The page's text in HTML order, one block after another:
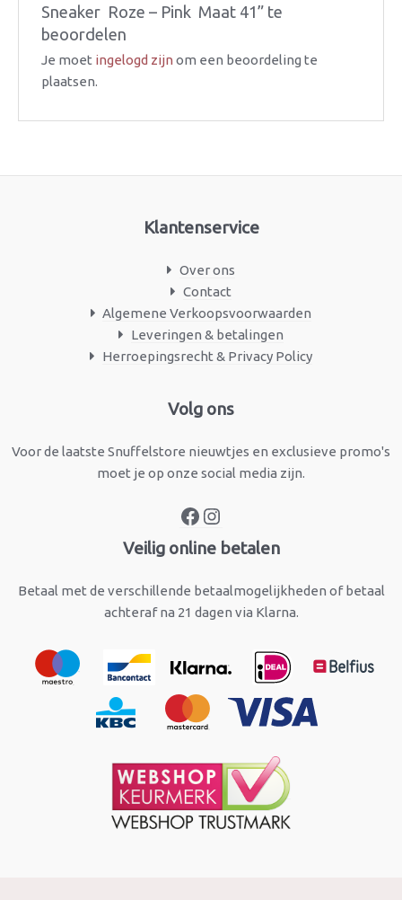
Sneaker  Roze – Pink  Maat 41” te
beoordelen
Je moet ingelogd zijn om een beoordeling te
plaatsen.
Klantenservice
Over ons
Contact
Algemene Verkoopsvoorwaarden
Leveringen & betalingen
Herroepingsrecht & Privacy Policy
Volg ons
Voor de laatste Snuffelstore nieuwtjes en exclusieve promo's
moet je op onze social media zijn.
Facebook
Veilig online betalen
Betaal met de verschillende betaalmogelijkheden of betaal
achteraf na 21 dagen via Klarna.